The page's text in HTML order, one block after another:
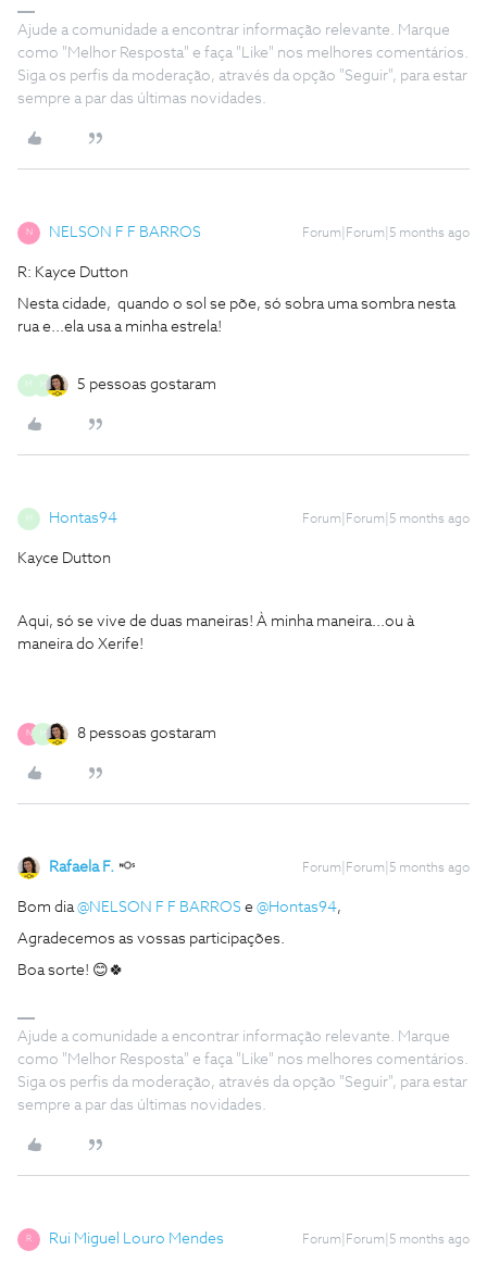
Ajude a comunidade a encontrar informação relevante. Marque
como "Melhor Resposta" e faça "Like" nos melhores comentários.
Siga os perfis da moderação, através da opção "Seguir", para estar
sempre a par das últimas novidades.
N NELSON F F BARROS Forum|Forum|5 months ago
R: Kayce Dutton
Nesta cidade, quando o sol se põe, só sobra uma sombra nesta
rua e...ela usa a minha estrela!
M H 5 pessoas gostaram
Hontas94 Forum|Forum|5 months ago
Kayce Dutton
Aqui, só se vive de duas maneiras! À minha maneira...ou à
maneira do Xerife!
N H 8 pessoas gostaram
Rafaela F. Forum|Forum|5 months ago
Bom dia ​@NELSON F F BARROS e ​ @Hontas94,
Agradecemos as vossas participações.
Boa sorte! 😊🍀
Ajude a comunidade a encontrar informação relevante. Marque
como "Melhor Resposta" e faça "Like" nos melhores comentários.
Siga os perfis da moderação, através da opção "Seguir", para estar
sempre a par das últimas novidades.
R Rui Miguel Louro Mendes Forum|Forum|5 months ago